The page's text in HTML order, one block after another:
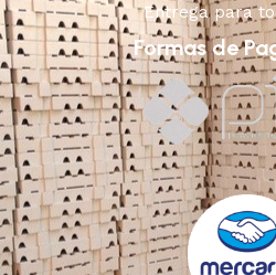
Entrega para
Formas de